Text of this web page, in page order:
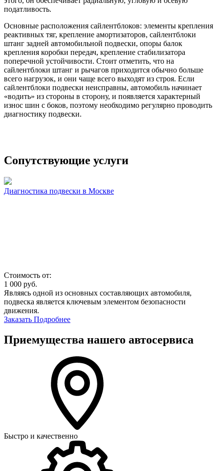
податливость.
Основные расположения сайлентблоков: элементы крепления
реактивных тяг, крепление амортизаторов, сайлентблоки
штанг задней автомобильной подвески, опоры балок
крепления коробки передач, крепление стабилизатора
поперечной устойчивости. Стоит отметить, что на
сайлентблоки штанг и рычагов приходится обычно больше
всего нагрузок, и они чаще всего выходят из строя. Если
сайлентблоки подвески неисправны, автомобиль начинает
«водить» из стороны в сторону, и появляется характерный
износ шин с боков, поэтому необходимо регулярно проводить
диагностику подвески.
Сопутствующие услуги
Диагностика подвески в Москве
Стоимость от:
1 000 руб.
Являясь одной из основных составляющих автомобиля,
подвеска является ключевым элементом безопасности
движения.
Заказать Подробнее
Приемущества нашего автосервиса
Быстро и качественно